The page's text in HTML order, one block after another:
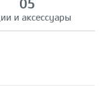
и аксессуары